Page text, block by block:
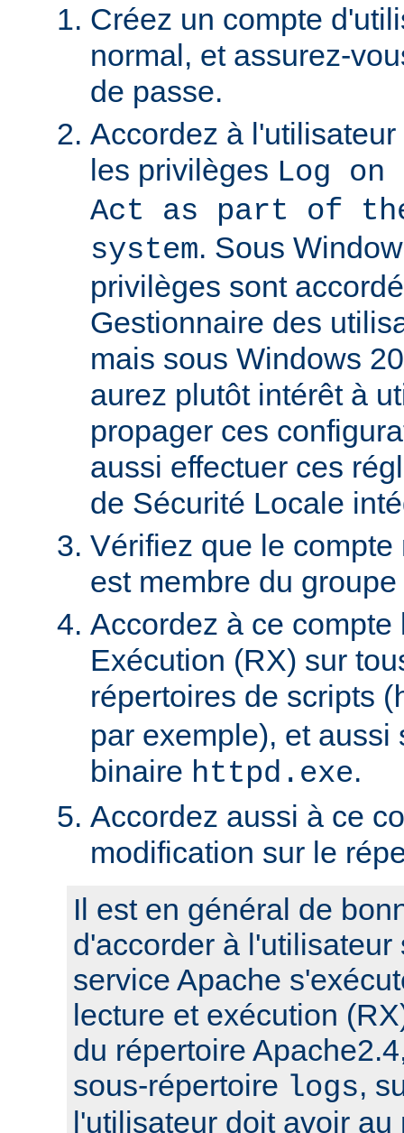
Créez un compte
normal, et assurez-
de passe.
Accordez à
les privilèges Log
Act as part of
system. Sous
privilèges sont
Gestionnaire des
mais sous Windows
aurez plutôt intérêt à
propager ces
aussi effectuer ces
de Sécurité Locale
Vérifiez que le
est membre du
Accordez à ce
Exécution (RX) sur
répertoires de scripts (
par exemple), et aussi
binaire httpd.exe.
Accordez aussi à ce
modification sur le
Il est en général de
d'accorder à
service Apache
lecture et exécution
du répertoire
sous-répertoire logs,
l'utilisateur doit avoir